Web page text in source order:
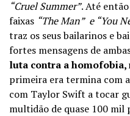
“Cruel Summer”. Até
faixas “The Man” e “You
traz os seus bailarinos e
fortes mensagens de
luta contra a homofobia,
primeira era termina com
com Taylor Swift a tocar
multidão de quase 100 mil